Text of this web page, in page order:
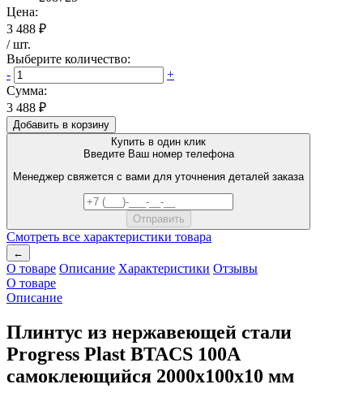
Цена:
3 488 ₽
/шт.
Выберите количество:
-
+
Сумма:
3 488 ₽
Добавить в корзину
Купить в один клик
Введите Ваш номер телефона
Менеджер свяжется с вами для уточнения деталей заказа
Смотреть все характеристики товара
←
О товаре Описание Характеристики Отзывы
О товаре
Описание
Плинтус из нержавеющей стали
Progress Plast BTACS 100А
самоклеющийся 2000х100х10 мм